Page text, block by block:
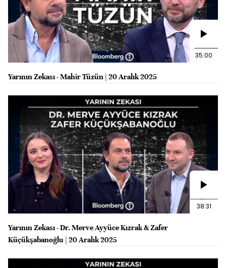
35:00
Yarının Zekası - Mahir Tüzün | 20 Aralık 2025
38:31
Yarının Zekası - Dr. Merve Ayyüce Kızrak & Zafer
Küçükşabanoğlu | 20 Aralık 2025